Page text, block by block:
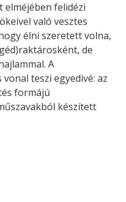
elméjében felidézi
való vesztes
élni szeretett volna,
de
A
teszi egyedivé: az
formájú
készített